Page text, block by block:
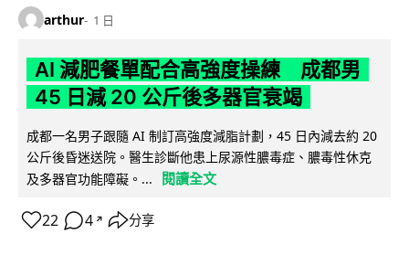
arthur 1 日
AI 減肥餐單配合高強度操練 成都男
45 日減 20 公斤後多器官衰竭
成都一名男子跟隨 AI 制訂高強度減脂計劃，45 日內減去約 20
公斤後昏迷送院。醫生診斷他患上尿源性膿毒症、膿毒性休克
及多器官功能障礙。...
閱讀全文
22 4 ↗ 分享